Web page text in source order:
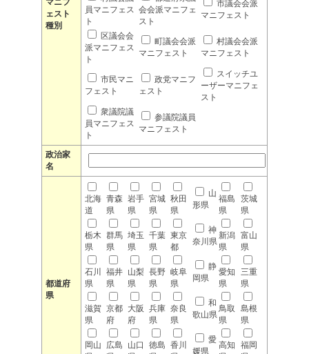
マニフ
ェスト
種別
員マニフェス
ト
会会派マニフェ
スト
市議会会派
マニフェスト
区議会会
派マニフェス
ト
町議会会派
マニフェスト
村議会会派
マニフェスト
市民マニ
フェスト
政党マニフ
ェスト
スイッチユ
ーザーマニフェ
スト
衆議院議
員マニフェス
ト
参議院議員
マニフェスト
政治家
名
都道府
県
北海
道
青森
県
岩手
県
宮城
県
秋田
県
山
形県
福島
県
茨城
県
栃木
県
群馬
県
埼玉
県
千葉
県
東京
都
神
奈川県
新潟
県
富山
県
石川
県
福井
県
山梨
県
長野
県
岐阜
県
静
岡県
愛知
県
三重
県
滋賀
県
京都
府
大阪
府
兵庫
県
奈良
県
和
歌山県
鳥取
県
島根
県
岡山
広島
山口
徳島 香川
愛
媛県
高知
福岡